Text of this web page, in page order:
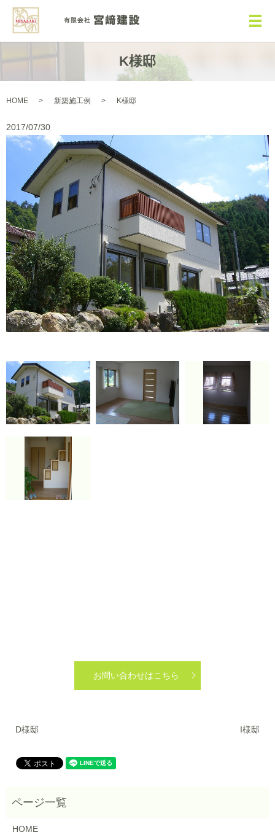
メ
K様邸
HOME 新築施工例 K様邸
2017/07/30
お問い合わせはこちら
D様邸 I様邸
HOME